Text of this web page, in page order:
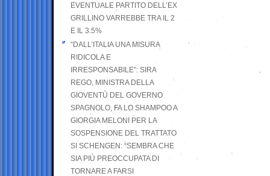
EVENTUALE PARTITO DELL’EX
GRILLINO VARREBBE TRA IL 2
E IL 3.5%
“DALL’ITALIA UNA MISURA
RIDICOLA E
IRRESPONSABILE”: SIRA
REGO, MINISTRA DELLA
GIOVENTÙ DEL GOVERNO
SPAGNOLO, FA LO SHAMPOO A
GIORGIA MELONI PER LA
SOSPENSIONE DEL TRATTATO
SI SCHENGEN: “SEMBRA CHE
SIA PIÙ PREOCCUPATA DI
TORNARE A FARSI